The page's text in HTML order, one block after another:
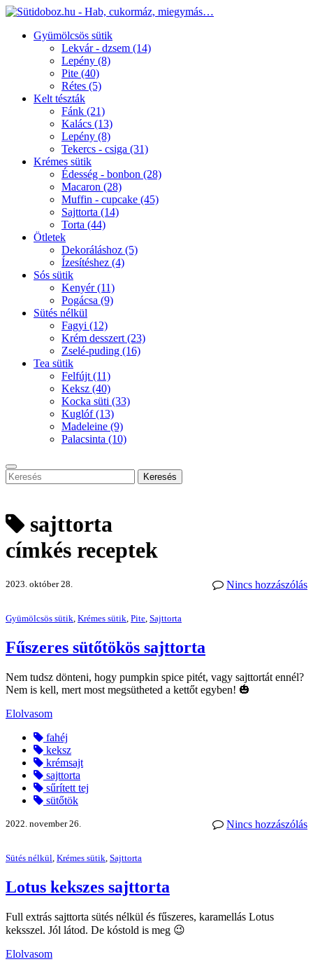
Gyümölcsös sütik
Lekvár - dzsem (14)
Lepény (8)
Pite (40)
Rétes (5)
Kelt tészták
Fánk (21)
Kalács (13)
Lepény (8)
Tekercs - csiga (31)
Krémes sütik
Édesség - bonbon (28)
Macaron (28)
Muffin - cupcake (45)
Sajttorta (14)
Torta (44)
Ötletek
Dekoráláshoz (5)
Ízesítéshez (4)
Sós sütik
Kenyér(11)
Pogácsa (9)
Sütés nélkül
Fagyi (12)
Krém desszert (23)
Zselé-puding (16)
Tea sütik
Felfújt (11)
Keksz (40)
Kocka süti (33)
Kuglóf(13)
Madeleine (9)
Palacsinta (10)
Keresés
sajttorta
címkés receptek
Nincs hozzászólás
2023. október 28.
Gyümölcsös sütik, Krémes sütik, Pite, Sajttorta
Fűszeres sütőtökös sajttorta
Nem tudsz dönteni, hogy pumpkin spice pitét, vagy sajttortát ennél?
Nem is kell, mert most megsütheted a kettőt egyben! 🎃
Elolvasom
fahéj
keksz
krémsajt
sajttorta
sűrített tej
sütőtök
Nincs hozzászólás
2022. november 26.
Sütés nélkül, Krémes sütik, Sajttorta
Lotus kekszes sajttorta
Full extrás sajttorta sütés nélkül és fűszeres, karamellás Lotus
keksszel. Jól látod. De kóstold is meg 😉
Elolvasom